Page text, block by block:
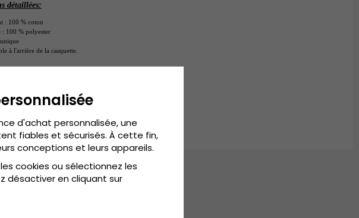
détaillées:
: 100 % coton
: 100 % polyester
à l'arrière de la casquette.
d'achat personnalisée, une
fiables et sécurisés. À cette fin,
conceptions et leurs appareils.
cookies ou sélectionnez les
désactiver en cliquant sur